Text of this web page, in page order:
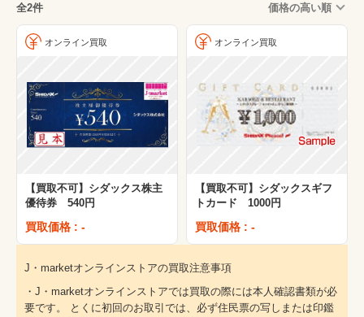
全2件 価格の高い順
オンライン買取
【買取不可】シダックス株主
優待券 540円
買取価格 : -
オンライン買取
【買取不可】シダックスギフ
トカード 1000円
買取価格 : -
J・marketオンラインストアの買取注意事項
・J・marketオンラインストアでは買取の際には本人確認書類が必
要です。 とくに初回のお取引では、必ず住民票の写しまたは印鑑